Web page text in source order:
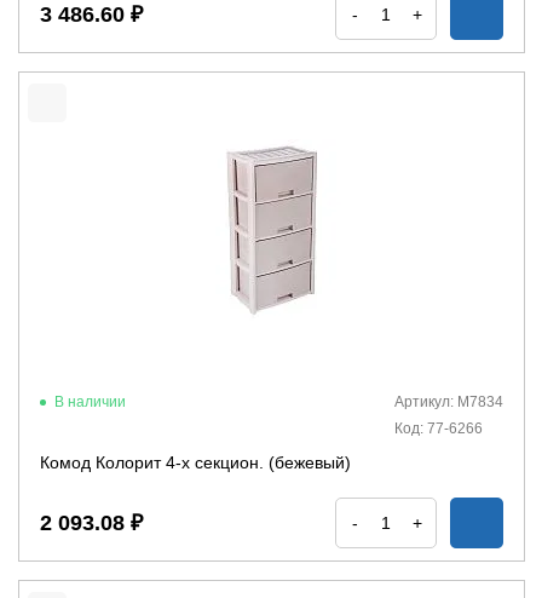
3 486.60 ₽ - +
В наличии
Артикул: М7834
Код: 77-6266
Комод Колорит 4-х секцион. (бежевый)
2 093.08 ₽ - +